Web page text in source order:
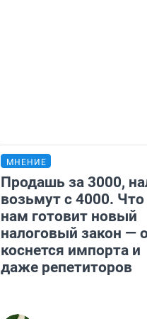
МНЕНИЕ
Продашь за 3000,
возьмут с 4000. Что
нам готовит новый
налоговый закон —
коснется импорта и
даже репетиторов